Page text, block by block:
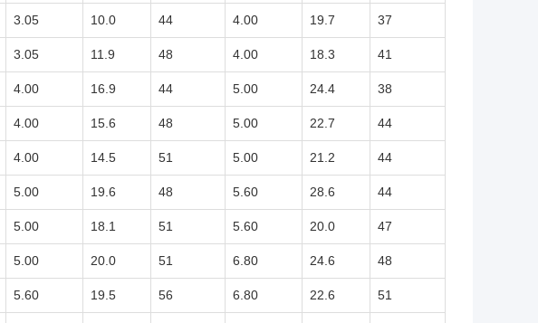
3.05 10.0 44 4.00 19.7 37
3.05 11.9 48 4.00 18.3 41
4.00 16.9 44 5.00 24.4 38
4.00 15.6 48 5.00 22.7 44
4.00 14.5 51 5.00 21.2 44
5.00 19.6 48 5.60 28.6 44
5.00 18.1 51 5.60 20.0 47
5.00 20.0 51 6.80 24.6 48
5.60 19.5 56 6.80 22.6 51